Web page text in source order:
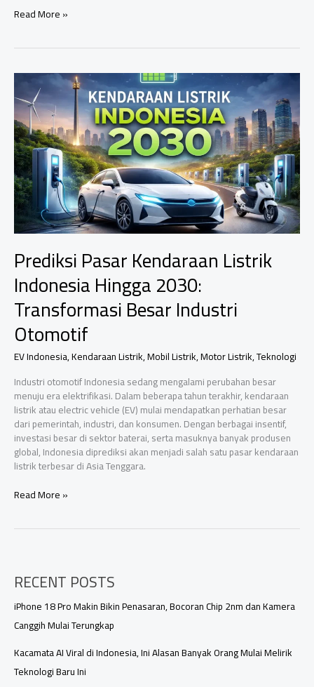
Motor
Pemerintah,
Siap
Gantikan
Motor
Bensin
di
Indonesia?
Read More »
Prediksi Pasar Kendaraan Listrik
Indonesia Hingga 2030:
Transformasi Besar Industri
Otomotif
EV Indonesia,Kendaraan Listrik,Mobil Listrik,Motor Listrik,Teknologi
Industri otomotif Indonesia sedang mengalami perubahan besar
menuju era elektrifikasi. Dalam beberapa tahun terakhir, kendaraan
listrik atau electric vehicle (EV) mulai mendapatkan perhatian besar
dari pemerintah, industri, dan konsumen. Dengan berbagai insentif,
investasi besar di sektor baterai, serta masuknya banyak produsen
global, Indonesia diprediksi akan menjadi salah satu pasar kendaraan
listrik terbesar di Asia Tenggara.
Prediksi
2030:
Transformasi
Besar
Industri
Otomotif
Read More »
RECENT POSTS
iPhone 18 Pro Makin Bikin Penasaran, Bocoran Chip 2nm dan Kamera
Canggih Mulai Terungkap
Kacamata AI Viral di Indonesia, Ini Alasan Banyak Orang Mulai Melirik
Teknologi Baru Ini